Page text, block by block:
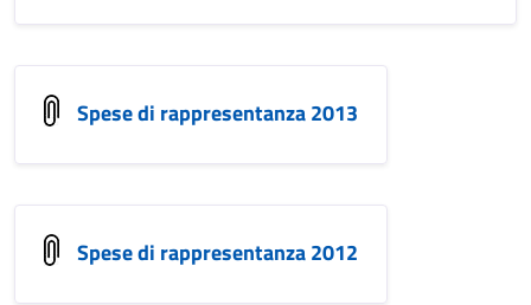
Spese di rappresentanza 2013
Spese di rappresentanza 2012